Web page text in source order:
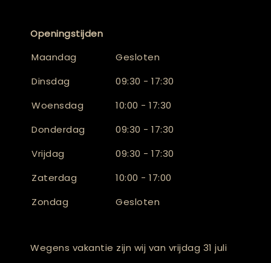
Openingstijden
Maandag
Gesloten
Dinsdag
09:30 - 17:30
Woensdag
10:00 - 17:30
Donderdag
09:30 - 17:30
Vrijdag
09:30 - 17:30
Zaterdag
10:00 - 17:00
Zondag
Gesloten
Wegens vakantie zijn wij van vrijdag 31 juli